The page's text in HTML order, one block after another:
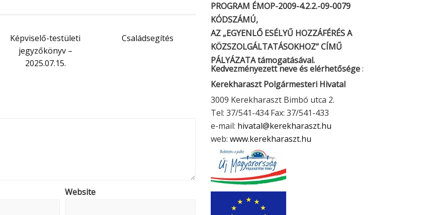
Képviselő-testületi
jegyzőkönyv –
2025.07.15.
Családsegítés
Website
PROGRAM ÉMOP-2009-4.2.2.-09-0079
KÓDSZÁMÚ,
AZ „EGYENLŐ ESÉLYŰ HOZZÁFÉRÉS A
KÖZSZOLGÁLTATÁSOKHOZ” CÍMŰ
PÁLYÁZATA támogatásával.
Kedvezményezett neve és elérhetősége:
Kerekharaszt Polgármesteri Hivatal
3009 Kerekharaszt Bimbó utca 2.
Tel: 37/541-434 Fax: 37/541-433
e-mail: hivatal@kerekharaszt.hu
web: www.kerekharaszt.hu